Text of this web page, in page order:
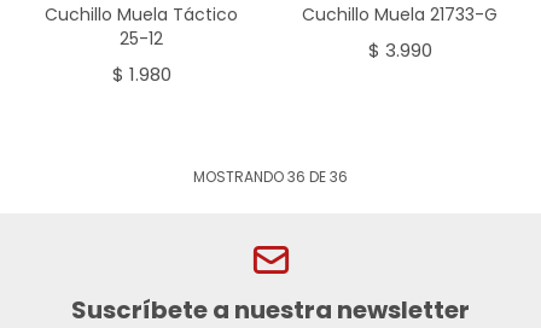
Cuchillo Muela Táctico
25-12
$ 1.980
Cuchillo Muela 21733-G
$ 3.990
MOSTRANDO36 DE36
Suscríbete a nuestra newsletter